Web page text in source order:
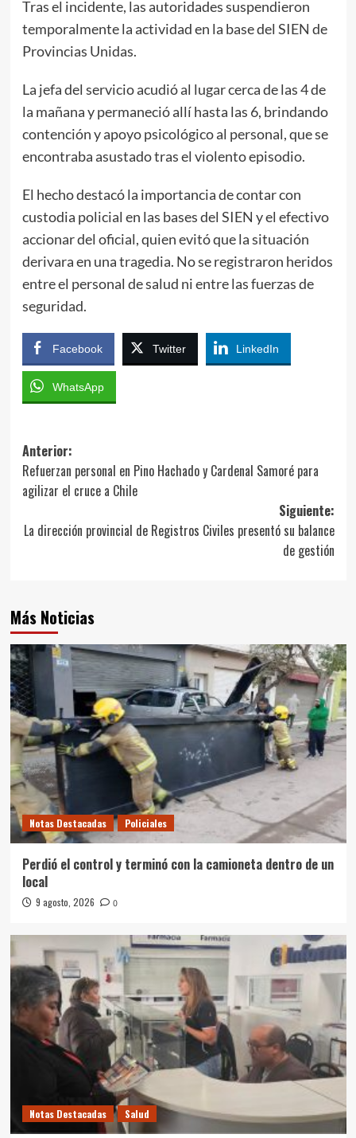
Tras el incidente, las autoridades suspendieron
temporalmente la actividad en la base del SIEN de
Provincias Unidas.
La jefa del servicio acudió al lugar cerca de las 4 de
la mañana y permaneció allí hasta las 6, brindando
contención y apoyo psicológico al personal, que se
encontraba asustado tras el violento episodio.
El hecho destacó la importancia de contar con
custodia policial en las bases del SIEN y el efectivo
accionar del oficial, quien evitó que la situación
derivara en una tragedia. No se registraron heridos
entre el personal de salud ni entre las fuerzas de
seguridad.
Facebook Twitter LinkedIn
WhatsApp
Navegación
de
entradas
Anterior:
Refuerzan personal en Pino Hachado y Cardenal Samoré para
agilizar el cruce a Chile
Siguiente:
La dirección provincial de Registros Civiles presentó su balance
de gestión
Más Noticias
Notas Destacadas Policiales
Perdió el control y terminó con la camioneta dentro de un
local
9 agosto, 2026 0
Notas Destacadas Salud